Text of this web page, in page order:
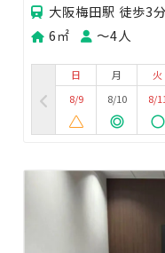
大阪梅田駅 徒歩3分
6㎡
〜4人
日
8/9
月
8/10
火
8/11